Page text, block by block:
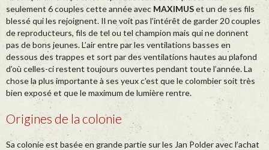
seulement 6 couples cette année avec MAXIMUSet un de ses fils
blessé qui les rejoignent. Il ne voit pas l’intérêt de garder 20 couples
de reproducteurs, fils de tel ou tel champion mais qui ne donnent
pas de bons jeunes. L’air entre par les ventilations basses en
dessous des trappes et sort par des ventilations hautes au plafond
d’où celles-ci restent toujours ouvertes pendant toute l’année. La
chose la plus importante à ses yeux c’est que le colombier soit très
bien exposé et que le maximum de lumière rentre.
Origines de la colonie
Sa colonie est basée en grande partie sur les Jan Polder avec l’achat